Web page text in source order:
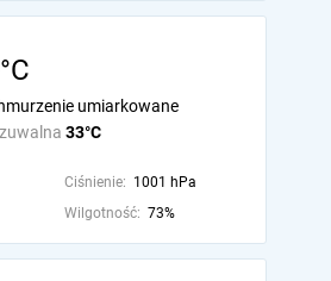
33°C
umiarkowane
Ciśnienie: 1001 hPa
Wilgotność: 73%